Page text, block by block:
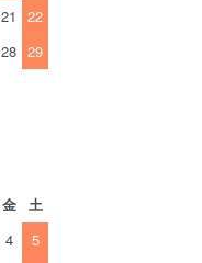
21
22
28 29
金
土
4
5